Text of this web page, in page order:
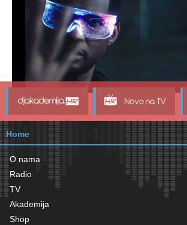
Home
O nama
Radio
TV
Akademija
Shop